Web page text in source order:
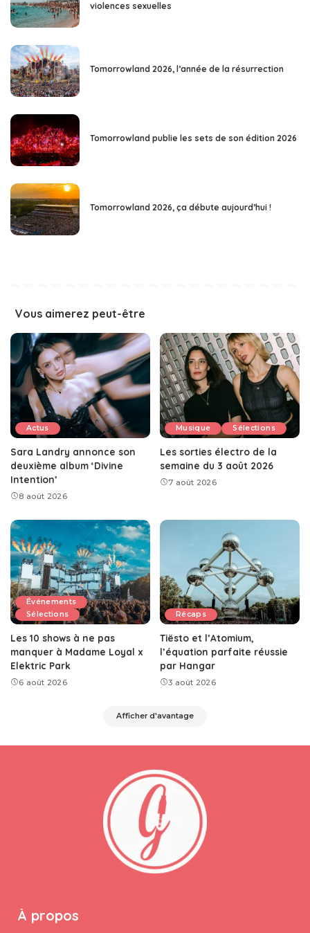
violences sexuelles
Tomorrowland 2026, l’année de la résurrection
Tomorrowland publie les sets de son édition 2026
Tomorrowland 2026, ça débute aujourd’hui !
Vous aimerez peut-être
Actus
Sara Landry annonce son
deuxième album ‘Divine
Intention’
8 août 2026
Musique Sélections
Les sorties électro de la
semaine du 3 août 2026
7 août 2026
Événements
Sélections
Les 10 shows à ne pas
manquer à Madame Loyal x
Elektric Park
6 août 2026
Récaps
Tiësto et l’Atomium,
l’équation parfaite réussie
par Hangar
3 août 2026
Afficher d'avantage
À propos